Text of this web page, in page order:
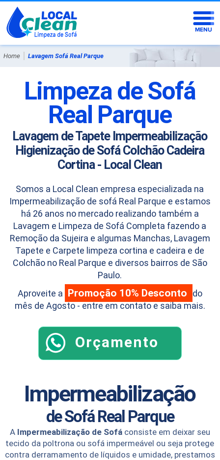
Home | Lavagem Sofá Real Parque
Limpeza de Sofá
Real Parque
Lavagem de Tapete Impermeabilização
Higienização de Sofá Colchão Cadeira
Cortina - Local Clean
Somos a Local Clean empresa especializada na
Impermeabilização de sofá Real Parque e estamos
há 26 anos no mercado realizando também a
Lavagem e Limpeza de Sofá Completa fazendo a
Remoção da Sujeira e algumas Manchas, Lavagem
Tapete e Carpete limpeza cortina e cadeira e de
Colchão no Real Parque e diversos bairros de São
Paulo.
Aproveite a Promoção 10% Desconto
do
mês de Agosto - entre em contato e saiba mais.
Orçamento
Impermeabilização
de SofáReal Parque
A Impermeabilização de Sofáconsiste em deixar seu
tecido da poltrona ou sofá impermeável ou seja protege
contra derramamento de líquidos e umidade, prestamos